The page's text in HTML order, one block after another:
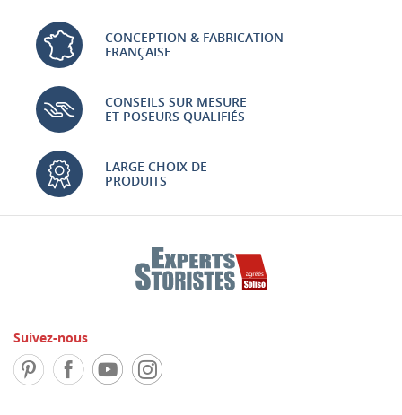
CONCEPTION & FABRICATION
FRANÇAISE
CONSEILS SUR MESURE
ET POSEURS QUALIFIÉS
LARGE CHOIX DE
PRODUITS
Suivez-nous